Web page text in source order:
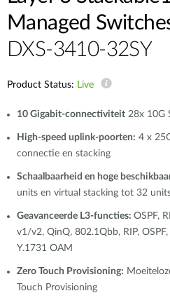
Managed
DXS-3410-32SY
Product Status: Live
10 Gigabit-connectiviteit 28x 10G
High-speed uplink-poorten: 4 x
connectie en stacking
Schaalbaarheid en hoge
units en virtual stacking tot 32
Geavanceerde L3-functies: OSPF,
v1/v2, QinQ, 802.1Qbb, RIP,
Y.1731 OAM
Zero Touch Provisioning:
Touch Provisioning